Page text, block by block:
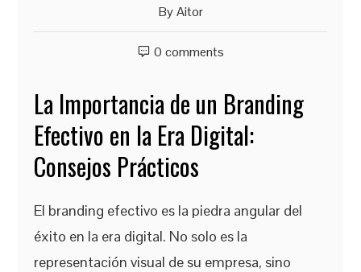
ByAitor
0 comments
La Importancia de un Branding
Efectivo en la Era Digital:
Consejos Prácticos
El branding efectivo es la piedra angular del
éxito en la era digital. No solo es la
representación visual de su empresa, sino